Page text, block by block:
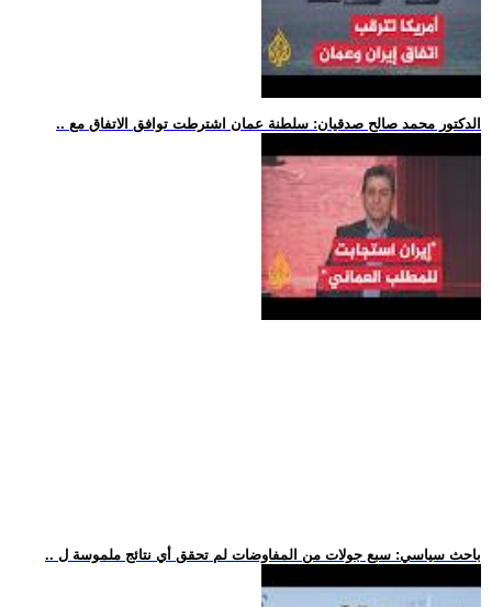
.. الدكتور محمد صالح صدقيان: سلطنة عمان اشترطت توافق الاتفاق مع
.. باحث سياسي: سبع جولات من المفاوضات لم تحقق أي نتائج ملموسة ل